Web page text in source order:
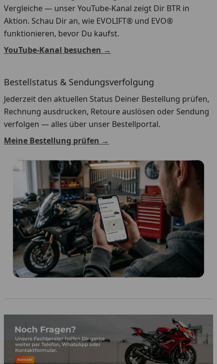
Vergleiche — unser YouTube-Kanal zeigt Dir BTR in
Aktion. Schau Dir an, wie EVOLIFT® und EVO®
funktionieren, bevor Du kaufst.
YouTube-Kanal besuchen →
Bestellstatus & Sendungsverfolgung
Jederzeit den aktuellen Status Deiner Bestellung prüfen,
Rechnung ausdrucken, Retoure auslösen oder Sendung
verfolgen — alles über unser Bestellportal.
Meine Bestellung prüfen →